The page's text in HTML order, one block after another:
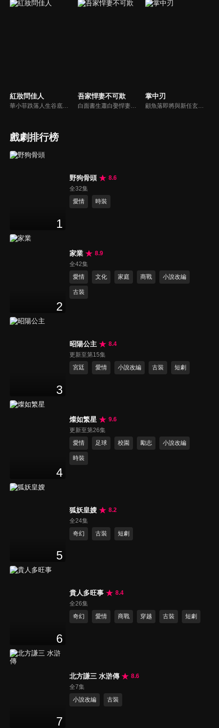
紅妝問佳人
華小菲跌落人生谷底、負債昏迷，夢中穿越繁華都城創業，結識守衛軍首領徐子齊與商會會長房離恨。皇后命徐子齊暗查官商勾結、哄抬物價案，真相直指商會。華小菲憑誠信經營崛起，與徐子齊呈上帳本揭露罪行，惡人伏法，最終成就傳奇女商人並喜結連理。
吾家悍妻不可欺
白面書生蕭白娶悍妻徐三娘，誰知她是失憶女將軍，他是隱姓世子爺。假夫妻變真戰友，組百姓軍抗倭寇，鬥權宦，夫妻聯手揭陰謀，救孤寡，在亂世中為百姓打下一座俠義之城。
掌中刃
顧魚落即將與新任玄機閣閣主顧朝夕成婚之際，顧朝夕遭人暗殺了。為穩定局勢，魚落得找個人來假扮顧朝夕。而太子殷晝為避禍調查潛入顧家，假扮顧朝夕。殷晝人前溫柔繾綣，人後殺伐果斷，卻發現魚落的夫君竟正是當年他失蹤的大哥。各自懷揣秘密的二人從針鋒相對到互生情愫，最終心意相通。
戲劇排行榜
1
野狗骨頭
8.6
全32集
愛情
時裝
2
家業
8.9
全42集
愛情
文化 家庭 商戰 小說改編
古裝
3
昭陽公主
8.4
更新至第15集
宮廷
愛情 小說改編 古裝 短劇
4
燦如繁星
9.6
更新至第26集
愛情
足球 校園 勵志 小說改編
時裝
5
狐妖皇嫂
8.2
全24集
奇幻
古裝 短劇
6
貴人多旺事
8.4
全26集
奇幻
愛情 商戰 穿越 古裝 短劇
7
北方謙三 水滸傳
8.6
全7集
小說改編
古裝